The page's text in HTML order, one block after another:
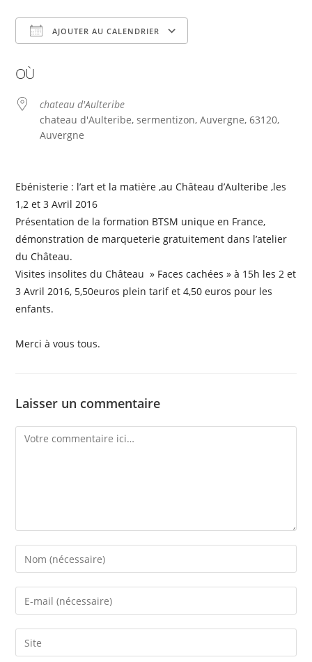
AJOUTER AU CALENDRIER
OÙ
chateau d'Aulteribe
chateau d'Aulteribe, sermentizon, Auvergne, 63120,
Auvergne
Ebénisterie : l’art et la matière ,au Château d’Aulteribe ,les
1,2 et 3 Avril 2016
Présentation de la formation BTSM unique en France,
démonstration de marqueterie gratuitement dans l’atelier
du Château.
Visites insolites du Château » Faces cachées » à 15h les 2 et
3 Avril 2016, 5,50euros plein tarif et 4,50 euros pour les
enfants.
Merci à vous tous.
Laisser un commentaire